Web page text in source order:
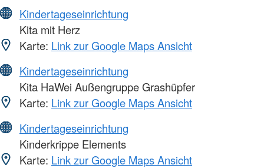
Kindertageseinrichtung
Kita mit Herz
Karte: Link zur Google Maps Ansicht
Kindertageseinrichtung
Kita HaWei Außengruppe Grashüpfer
Karte: Link zur Google Maps Ansicht
Kindertageseinrichtung
Kinderkrippe Elements
Karte: Link zur Google Maps Ansicht